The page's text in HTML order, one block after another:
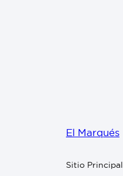
El Marqués
Sitio Principal